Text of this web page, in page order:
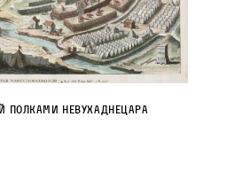
полками Невухаднецара